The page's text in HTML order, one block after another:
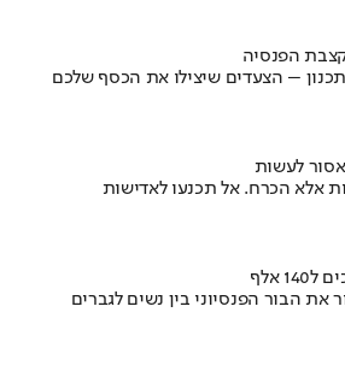
הפנסיה
– הצעדים שיצילו את הכסף שלכם
לעשות
אלא הכרח. אל תכנעו לאדישות
את הבור הפנסיוני בין נשים לגברים